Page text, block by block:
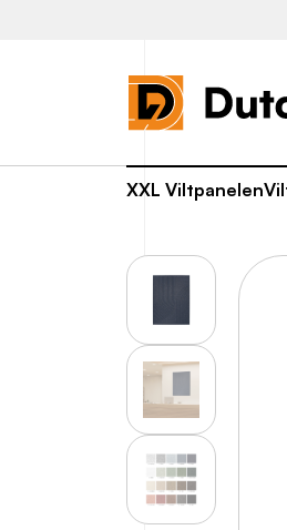
XXL Viltpanelen